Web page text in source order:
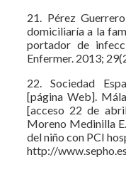
21. Pérez
domiciliaría a la
portador de
Enfermer. 2013;
22. Sociedad
[página Web].
[acceso 22 de
Moreno Medinilla
del niño con PCI
http://